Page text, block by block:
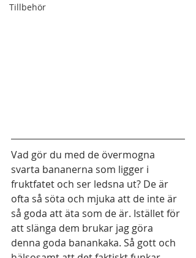
Tillbehör
Vad gör du med de övermogna
svarta bananerna som ligger i
fruktfatet och ser ledsna ut? De är
ofta så söta och mjuka att de inte är
så goda att äta som de är. Istället för
att slänga dem brukar jag göra
denna goda banankaka. Så gott och